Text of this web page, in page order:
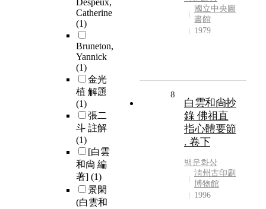
Despeux,
Catherine
(1)
Bruneton,
Yannick
(1)
金光
植 解題
(1)
張二
斗 註解
(1)
[白雲
和尙 編
著] (1)
景閑
(白雲和
國立中央圖
書館
1979
8
白雲和尙抄
錄 佛祖直
指心體要節
. 卷下
백운화상
淸州古印刷
博物館
1996